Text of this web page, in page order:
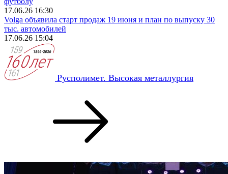
17.06.26 16:30
Volga объявила старт продаж 19 июня и план по выпуску 30
тыс. автомобилей
17.06.26 15:04
Русполимет. Высокая металлургия